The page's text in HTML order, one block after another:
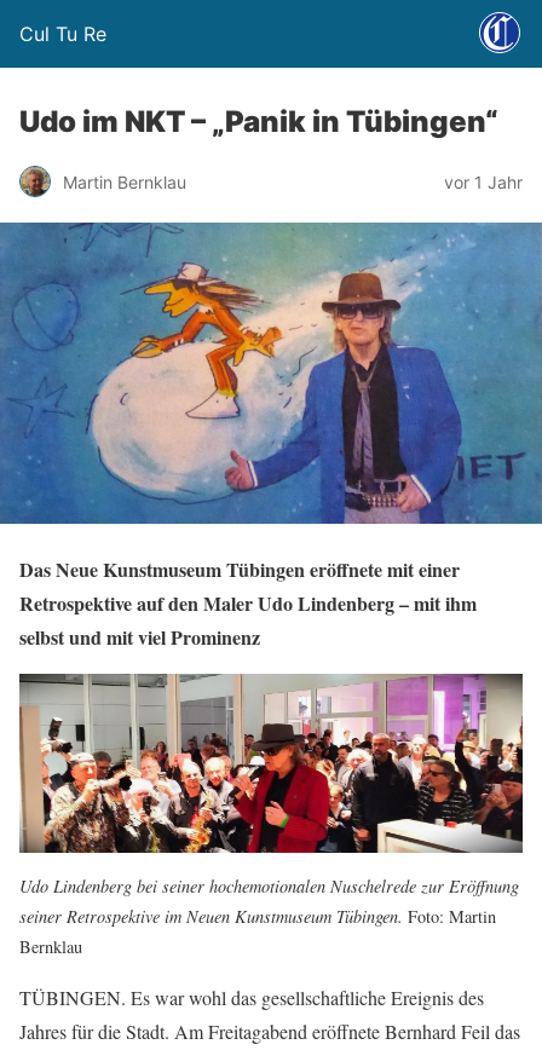
Cul Tu Re
Udo im NKT – „Panik in Tübingen“
Martin Bernklau vor 1 Jahr
Das Neue Kunstmuseum Tübingen eröffnete mit einer
Retrospektive auf den Maler Udo Lindenberg – mit ihm
selbst und mit viel Prominenz
Udo Lindenberg bei seiner hochemotionalen Nuschelrede zur Eröffnung
seiner Retrospektive im Neuen Kunstmuseum Tübingen. Foto: Martin
Bernklau
TÜBINGEN. Es war wohl das gesellschaftliche Ereignis des
Jahres für die Stadt. Am Freitagabend eröffnete Bernhard Feil das